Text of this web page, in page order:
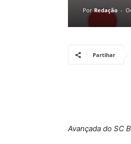
Por Redação -
Partihar
Avançada do SC